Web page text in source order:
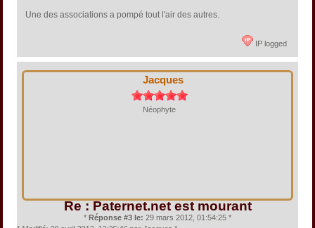
Une des associations a pompé tout l'air des autres.
IP logged
Jacques
Néophyte
Re : Paternet.net est mourant
* Réponse #3 le: 29 mars 2012, 01:54:25 *